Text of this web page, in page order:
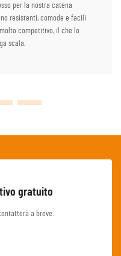
per la nostra catena
resistenti, comode e facili
competitivo, il che lo
scala.
gratuito
a breve.